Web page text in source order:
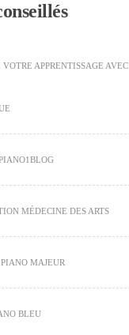
APPRENTISSAGE AVEC
MÉDECINE DES ARTS
MAJEUR
BLEU